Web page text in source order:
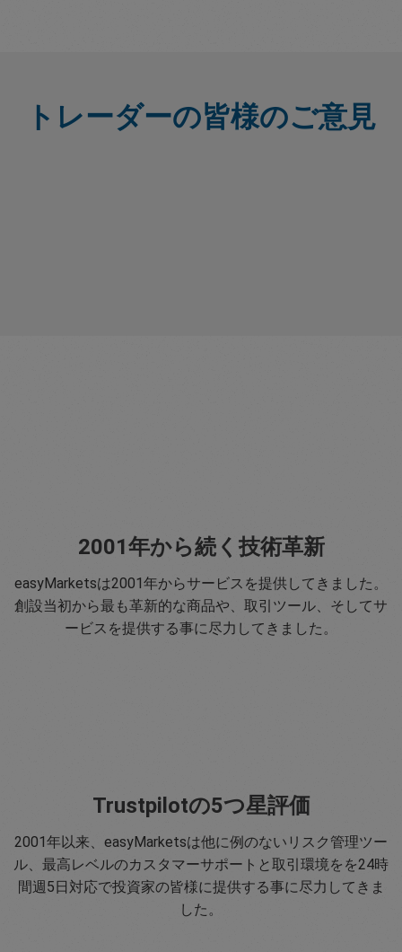
トレーダーの皆様のご意見
2001年から続く技術革新
easyMarketsは2001年からサービスを提供してきました。
創設当初から最も革新的な商品や、取引ツール、そしてサ
ービスを提供する事に尽力してきました。
Trustpilotの5つ星評価
2001年以来、easyMarketsは他に例のないリスク管理ツー
ル、最高レベルのカスタマーサポートと取引環境をを24時
間週5日対応で投資家の皆様に提供する事に尽力してきま
した。